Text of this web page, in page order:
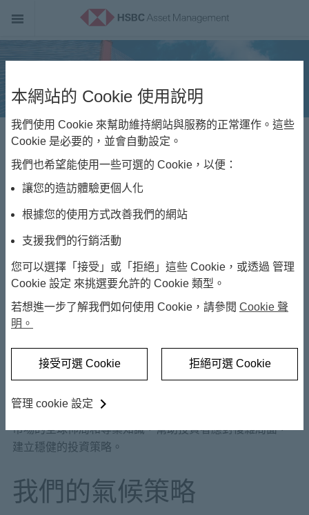
我們的氣候承諾
關於我們
我們在淨零排放轉型中
的角色
體的資本、理念和解決方案，利用我們在成熟市場和新興
市場的全球佈局和專業知識，幫助投資者應對複雜局面，
建立穩健的投資策略。
我們的氣候策略
本網站的 Cookie 使用說明
我們使用 Cookie 來幫助維持網站與服務的正常運作。這些
Cookie 是必要的，並會自動設定。
我們也希望能使用一些可選的 Cookie，以便：
讓您的造訪體驗更個人化
根據您的使用方式改善我們的網站
支援我們的行銷活動
您可以選擇「接受」或「拒絕」這些 Cookie，或透過 管理
Cookie 設定 來挑選要允許的 Cookie 類型。
若想進一步了解我們如何使用 Cookie，請參閱 Cookie 聲
明。
接受可選 Cookie 拒絕可選 Cookie
管理 cookie 設定